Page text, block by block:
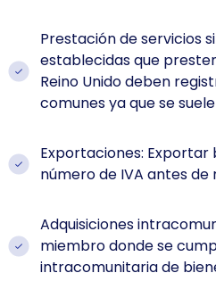
Prestación de servicios
establecidas que
Reino Unido deben
comunes ya que se
Exportaciones: Exportar
número de IVA antes
Adquisiciones
miembro donde se
intracomunitaria de